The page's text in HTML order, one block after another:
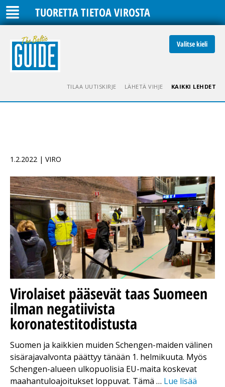
TUORETTA TIETOA VIROSTA
Valitse kieli
TILAA UUTISKIRJE LÄHETÄ VIHJE KAIKKI LEHDET
1.2.2022 | VIRO
Virolaiset pääsevät taas Suomeen
ilman negatiivista
koronatestitodistusta
Suomen ja kaikkien muiden Schengen-maiden välinen
sisärajavalvonta päättyy tänään 1. helmikuuta. Myös
Schengen-alueen ulkopuolisia EU-maita koskevat
maahantuloajoitukset loppuvat. Tämä … Lue lisää